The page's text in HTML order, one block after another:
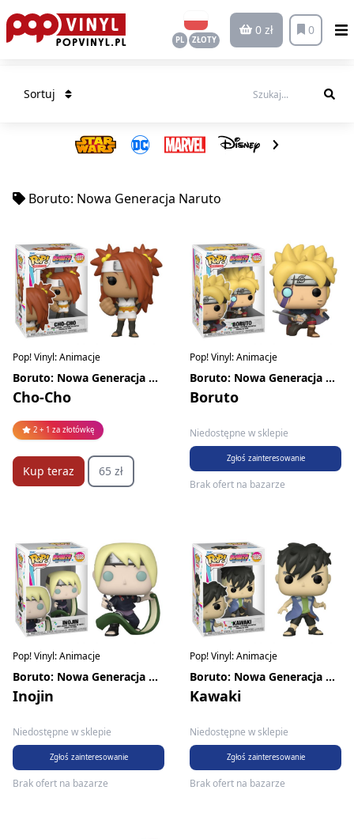
PL ZŁOTY
0 zł 0
Sortuj
Boruto: Nowa Generacja Naruto
Pop! Vinyl: Animacje
Boruto: Nowa Generacja Naruto
Cho-Cho
2 + 1 za złotówkę
Kup teraz 65 zł
Pop! Vinyl: Animacje
Boruto: Nowa Generacja Naruto
Boruto
Niedostępne w sklepie
Zgłoś zainteresowanie
Brak ofert na bazarze
Pop! Vinyl: Animacje
Boruto: Nowa Generacja Naruto
Inojin
Niedostępne w sklepie
Zgłoś zainteresowanie
Brak ofert na bazarze
Pop! Vinyl: Animacje
Boruto: Nowa Generacja Naruto
Kawaki
Niedostępne w sklepie
Zgłoś zainteresowanie
Brak ofert na bazarze